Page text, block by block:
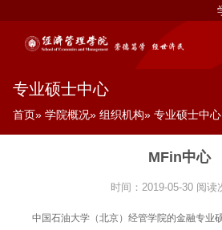
专业硕士中心
首页» 学院概况» 组织机构» 专业硕士中心
MFin中心
时间：2019-05-30 阅读
中国石油大学（北京）经管学院的金融专业